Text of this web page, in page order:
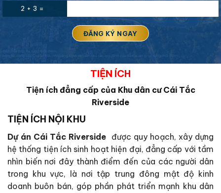
2 + 3 =
TIỆN ÍCH
Tiện ích đẳng cấp của Khu dân cư Cái Tắc
Riverside
TIỆN ÍCH NỘI KHU
Dự án Cái Tắc Riverside được quy hoạch, xây dựng
hệ thống tiện ích sinh hoạt hiện đại, đẳng cấp với tầm
nhìn biến nơi đây thành điểm đến của các người dân
trong khu vực, là nơi tập trung đông mật độ kinh
doanh buôn bán, góp phần phát triển mạnh khu dân